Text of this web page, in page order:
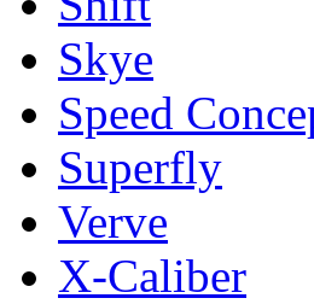
Skye
Speed
Superfly
Verve
X-Caliber